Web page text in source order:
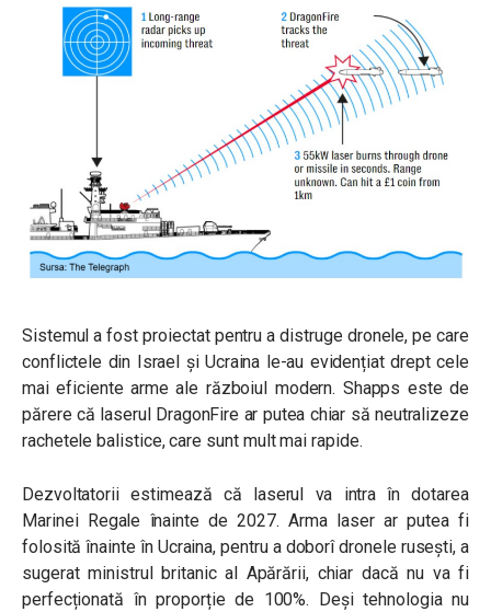
Sistemul a fost proiectat pentru a distruge dronele, pe care
conflictele din Israel și Ucraina le-au evidențiat drept cele
mai eficiente arme ale războiul modern. Shapps este de
părere că laserul DragonFire ar putea chiar să neutralizeze
rachetele balistice, care sunt mult mai rapide.
Dezvoltatorii estimează că laserul va intra în dotarea
Marinei Regale înainte de 2027. Arma laser ar putea fi
folosită înainte în Ucraina, pentru a doborî dronele rusești, a
sugerat ministrul britanic al Apărării, chiar dacă nu va fi
perfecționată în proporție de 100%. Deși tehnologia nu